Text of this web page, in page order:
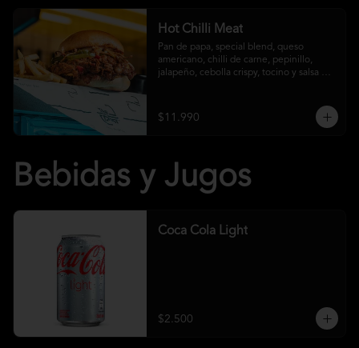
Hot Chilli Meat
Pan de papa, special blend, queso
americano, chilli de carne, pepinillo,
jalapeño, cebolla crispy, tocino y salsa
$11.990
Bebidas y Jugos
Coca Cola Light
$2.500